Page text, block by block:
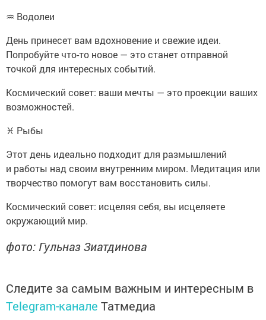
♒ Водолеи
День принесет вам вдохновение и свежие идеи.
Попробуйте что-то новое — это станет отправной
точкой для интересных событий.
Космический совет: ваши мечты — это проекции ваших
возможностей.
♓ Рыбы
Этот день идеально подходит для размышлений
и работы над своим внутренним миром. Медитация или
творчество помогут вам восстановить силы.
Космический совет: исцеляя себя, вы исцеляете
окружающий мир.
фото: Гульназ Зиатдинова
Следите за самым важным и интересным в
Telegram-канале Татмедиа